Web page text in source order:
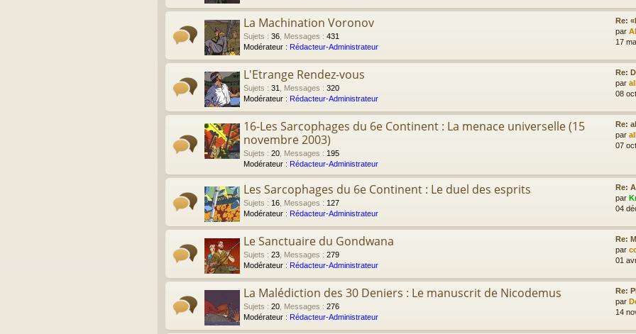
La Machination Voronov
Sujets : 36 Messages : 431
Modérateur : Rédacteur-Administrateur
Re:
par
17
L'Etrange Rendez-vous
Sujets : 31 Messages : 320
Modérateur : Rédacteur-Administrateur
Re:
par
08
16-Les Sarcophages du 6e Continent : La menace universelle (15
novembre 2003)
Sujets : 20 Messages : 195
Modérateur : Rédacteur-Administrateur
Re:
par
07
Les Sarcophages du 6e Continent : Le duel des esprits
Sujets : 16 Messages : 127
Modérateur : Rédacteur-Administrateur
Re:
par
04
Le Sanctuaire du Gondwana
Sujets : 23 Messages : 279
Modérateur : Rédacteur-Administrateur
Re:
par
01
La Malédiction des 30 Deniers : Le manuscrit de Nicodemus
Sujets : 20 Messages : 276
Modérateur : Rédacteur-Administrateur
Re:
par
14